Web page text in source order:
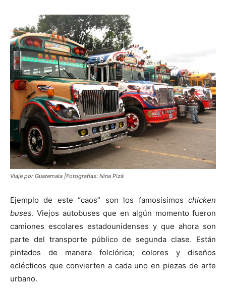
Viaje por Guatemala |Fotografías: Nina Pizá
Ejemplo de este “caos” son los famosísimos chicken
buses. Viejos autobuses que en algún momento fueron
camiones escolares estadounidenses y que ahora son
parte del transporte público de segunda clase. Están
pintados de manera folclórica; colores y diseños
eclécticos que convierten a cada uno en piezas de arte
urbano.